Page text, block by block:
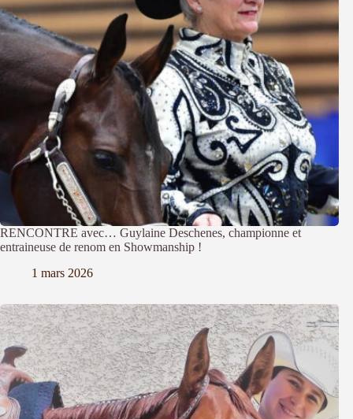
RENCONTRE avec… Guylaine Deschenes, championne et
entraineuse de renom en Showmanship !
1 mars 2026